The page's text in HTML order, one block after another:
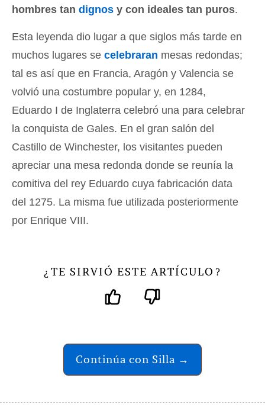
hombres tan dignos y con ideales tan puros.
Esta leyenda dio lugar a que siglos más tarde en
muchos lugares se celebraran mesas redondas;
tal es así que en Francia, Aragón y Valencia se
volvió una costumbre popular y, en 1284,
Eduardo I de Inglaterra celebró una para celebrar
la conquista de Gales. En el gran salón del
Castillo de Winchester, los visitantes pueden
apreciar una mesa redonda donde se reunía la
comitiva del rey Eduardo cuya fabricación data
del 1275. La misma fue utilizada posteriormente
por Enrique VIII.
¿ TE SIRVIÓ ESTE ARTÍCULO ?
Continúa con Silla →